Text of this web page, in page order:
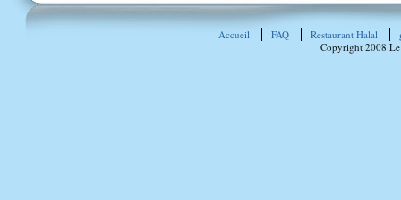
Accueil FAQ Restaurant Halal
Copyright 2008